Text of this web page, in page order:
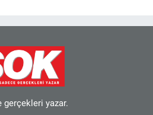
gerçekleri yazar.